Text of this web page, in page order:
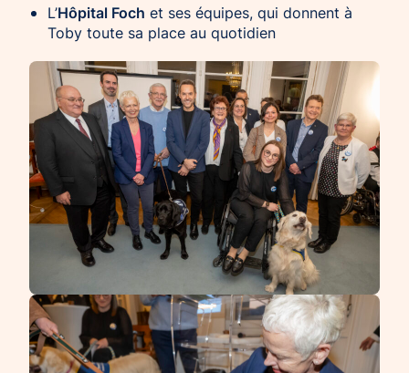
L’Hôpital Foch et ses équipes, qui donnent à
Toby toute sa place au quotidien